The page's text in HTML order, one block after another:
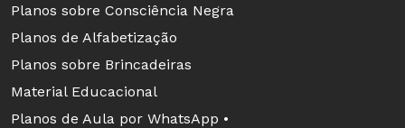
Planos sobre Consciência Negra
Planos de Alfabetização
Planos sobre Brincadeiras
Material Educacional
Planos de Aula por WhatsApp •